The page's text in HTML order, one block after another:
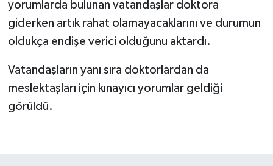
yorumlarda bulunan vatandaşlar doktora
giderken artık rahat olamayacaklarını ve durumun
oldukça endişe verici olduğunu aktardı.
Vatandaşların yanı sıra doktorlardan da
meslektaşları için kınayıcı yorumlar geldiği
görüldü.